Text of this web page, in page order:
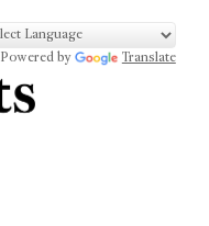
Powered by Translate